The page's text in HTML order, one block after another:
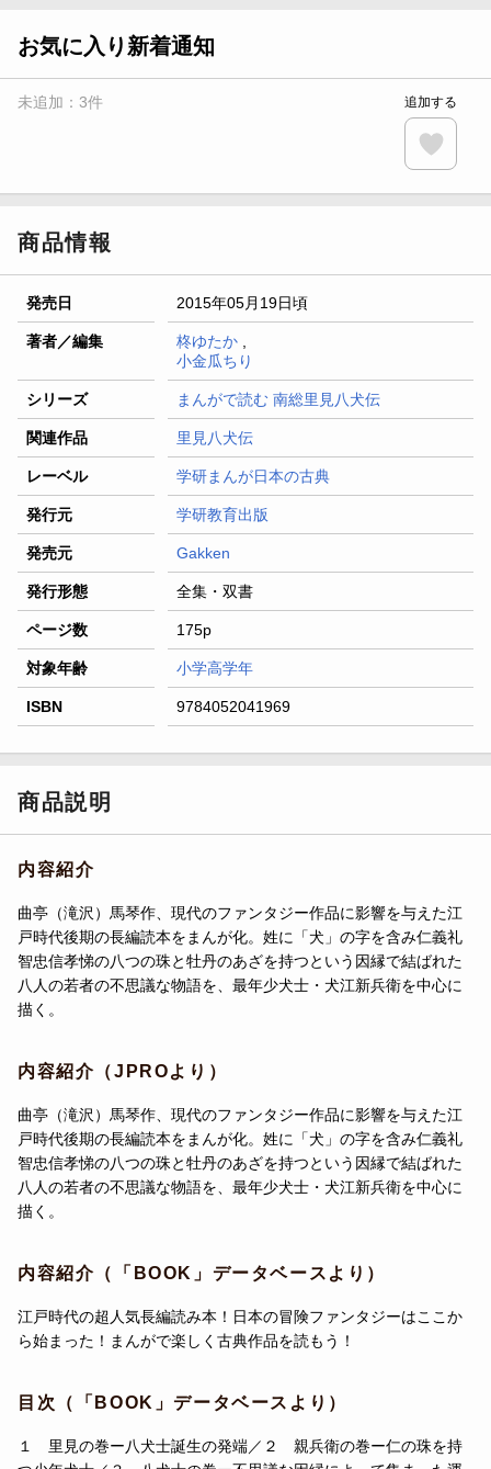
が当たる！
条件達成で楽天限定・宝塚歌劇 宙組貸切公演ペアチケット
エントリー＆条件達成で『鬼滅の刃』オリジナルきんちゃく
お気に入り新着通知
未追加： 3件 追加する
商品情報
発売日 2015年05月19日頃
著者／編集 柊ゆたか,
小金瓜ちり
シリーズ まんがで読む 南総里見八犬伝
関連作品 里見八犬伝
レーベル 学研まんが日本の古典
発行元 学研教育出版
発売元 Gakken
発行形態 全集・双書
ページ数 175p
対象年齢 小学高学年
ISBN 9784052041969
商品説明
内容紹介
曲亭（滝沢）馬琴作、現代のファンタジー作品に影響を与えた江
戸時代後期の長編読本をまんが化。姓に「犬」の字を含み仁義礼
智忠信孝悌の八つの珠と牡丹のあざを持つという因縁で結ばれた
八人の若者の不思議な物語を、最年少犬士・犬江新兵衛を中心に
描く。
内容紹介（JPROより）
曲亭（滝沢）馬琴作、現代のファンタジー作品に影響を与えた江
戸時代後期の長編読本をまんが化。姓に「犬」の字を含み仁義礼
智忠信孝悌の八つの珠と牡丹のあざを持つという因縁で結ばれた
八人の若者の不思議な物語を、最年少犬士・犬江新兵衛を中心に
描く。
内容紹介（「BOOK」データベースより）
江戸時代の超人気長編読み本！日本の冒険ファンタジーはここか
ら始まった！まんがで楽しく古典作品を読もう！
目次（「BOOK」データベースより）
１ 里見の巻ー八犬士誕生の発端／２ 親兵衛の巻ー仁の珠を持